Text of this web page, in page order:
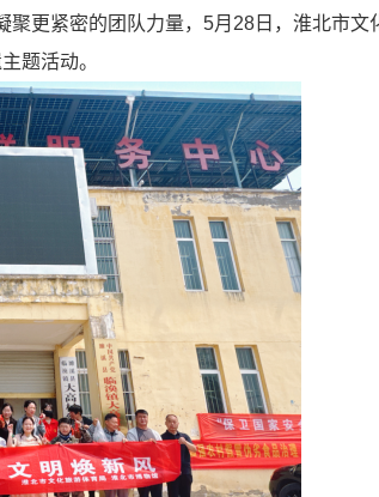
更紧密的团队力量，5月28日，淮北市文
题活动。